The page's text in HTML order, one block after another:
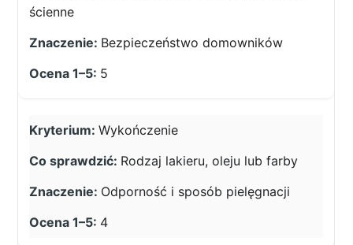
ścienne
Bezpieczeństwo domowników
5
Wykończenie
Rodzaj lakieru, oleju lub farby
Odporność i sposób pielęgnacji
4